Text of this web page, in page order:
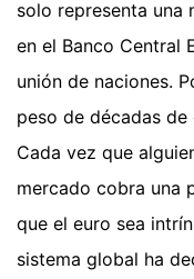
solo representa una
en el Banco Central
unión de naciones.
peso de décadas
Cada vez que
mercado cobra una
que el euro sea
sistema global ha